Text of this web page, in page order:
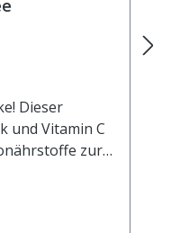
Dieser
und Vitamin C
zur
und zum